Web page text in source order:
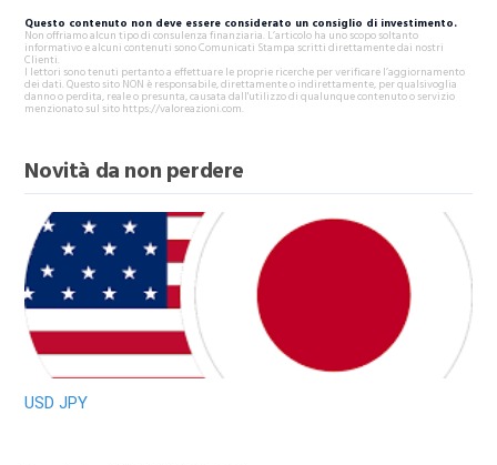
Questo contenuto non deve essere considerato un consiglio di investimento.
Non offriamo alcun tipo di consulenza finanziaria. L’articolo ha uno scopo soltanto
informativo e alcuni contenuti sono Comunicati Stampa scritti direttamente dai nostri
Clienti.
I lettori sono tenuti pertanto a effettuare le proprie ricerche per verificare l’aggiornamento
dei dati. Questo sito NON è responsabile, direttamente o indirettamente, per qualsivoglia
danno o perdita, reale o presunta, causata dall'utilizzo di qualunque contenuto o servizio
menzionato sul sito https://valoreazioni.com.
Novità da non perdere
USD JPY